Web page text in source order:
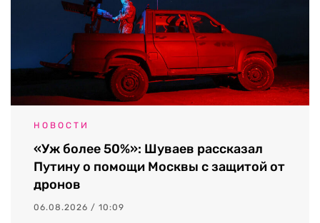
НОВОСТИ
«Уж более 50%»: Шуваев рассказал
Путину о помощи Москвы с защитой от
дронов
06.08.2026 / 10:09